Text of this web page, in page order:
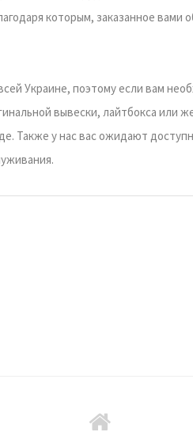
которым, заказанное вами
Украине, поэтому если вам
вывески, лайтбокса или
Также у нас вас ожидают